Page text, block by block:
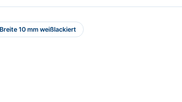
10 mm weißlackiert